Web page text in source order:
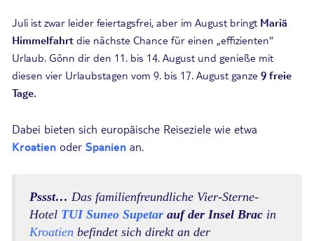
Juli ist zwar leider feiertagsfrei, aber im August bringt Mariä
Himmelfahrt die nächste Chance für einen „effizienten“
Urlaub. Gönn dir den 11. bis 14. August und genieße mit
diesen vier Urlaubstagen vom 9. bis 17. August ganze 9 freie
Tage.
Dabei bieten sich europäische Reiseziele wie etwa
Kroatien oder Spanien an.
Pssst… Das familienfreundliche Vier-Sterne-
Hotel TUI Suneo Supetar auf der Insel Brac in
Kroatien befindet sich direkt an der